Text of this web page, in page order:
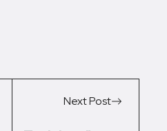
Next Post